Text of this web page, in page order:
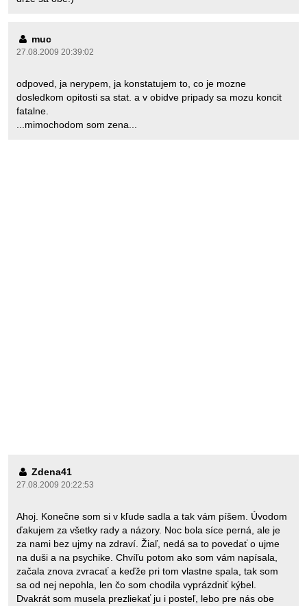
muc
27.08.2009 20:39:02
odpoved, ja nerypem, ja konstatujem to, co je mozne
dosledkom opitosti sa stat. a v obidve pripady sa mozu koncit
fatalne.
...mimochodom som zena...
Zdena41
27.08.2009 20:22:53
Ahoj. Konečne som si v kľude sadla a tak vám píšem. Úvodom
ďakujem za všetky rady a názory. Noc bola síce perná, ale je
za nami bez ujmy na zdraví. Žiaľ, nedá sa to povedať o ujme
na duši a na psychike. Chvíľu potom ako som vám napísala,
začala znova zvracať a keďže pri tom vlastne spala, tak som
sa od nej nepohla, len čo som chodila vyprázdniť kýbel.
Dvakrát som musela prezliekať ju i posteľ, lebo pre nás obe